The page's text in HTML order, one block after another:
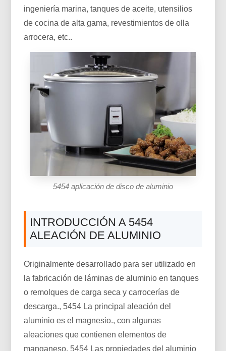
ingeniería marina, tanques de aceite, utensilios
de cocina de alta gama, revestimientos de olla
arrocera, etc..
5454 aplicación de disco de aluminio
INTRODUCCIÓN A 5454
ALEACIÓN DE ALUMINIO
Originalmente desarrollado para ser utilizado en
la fabricación de láminas de aluminio en tanques
o remolques de carga seca y carrocerías de
descarga., 5454 La principal aleación del
aluminio es el magnesio., con algunas
aleaciones que contienen elementos de
manganeso. 5454 Las propiedades del aluminio